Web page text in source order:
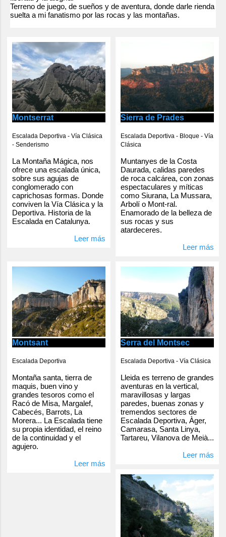
a
o
s
Terreno de juego, de sueños y de aventura, donde darle rienda
suelta a mi fanatismo por las rocas y las montañas.
Montserrat
Escalada Deportiva - Vía Clásica
- Senderismo
La Montaña Mágica, nos
ofrece una escalada única,
sobre sus agujas de
conglomerado con
caprichosas formas. Donde
conviven la Vía Clásica y la
Deportiva. Historia de la
Escalada en Catalunya.
Leer más
Sierra de Prades
Escalada Deportiva - Bloque - Vía
Clásica
Muntanyes de la Costa
Daurada, calidas paredes
de roca calcárea, con zonas
espectaculares y míticas
como Siurana, La Mussara,
Arbolí o Mont-ral.
Enamorado de la belleza de
sus rocas y sus
atardeceres.
Leer más
Montsant
Escalada Deportiva
Montaña santa, tierra de
maquis, buen vino y
grandes tesoros como el
Racó de Misa, Margalef,
Cabecés, Barrots, La
Morera... La Escalada tiene
su propia identidad, el reino
de la continuidad y el
agujero.
Leer más
Serra del Montsec
Escalada Deportiva - Vía Clásica
Lleida es terreno de grandes
aventuras en la vertical,
maravillosas y largas
paredes, buenas zonas y
tremendos sectores de
Escalada Deportiva, Àger,
Camarasa, Santa Linya,
Tartareu, Vilanova de Meià...
Leer más